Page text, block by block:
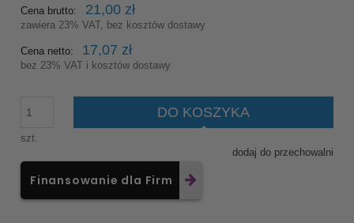
Cena brutto: 21,00 zł
zawiera 23% VAT, bez kosztów dostawy
Cena netto: 17,07 zł
bez 23% VAT i kosztów dostawy
szt.
DO KOSZYKA
dodaj do przechowalni
Finansowanie dla Firm